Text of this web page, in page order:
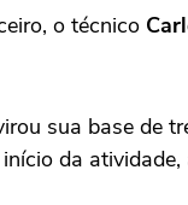
o técnico
sua base de
da